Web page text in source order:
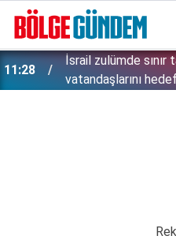
11:28
İsrail zulümde sınır
vatandaşlarını